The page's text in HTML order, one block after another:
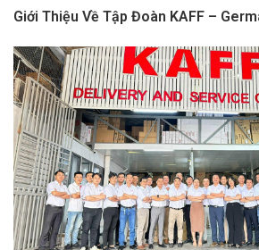
Giới Thiệu Về Tập Đoàn KAFF –